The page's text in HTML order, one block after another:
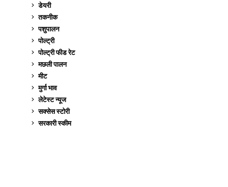
डेयरी
तकनीक
पशुपालन
पोल्ट्री
पोल्ट्री फीड रेट
मछली पालन
मीट
मुर्गा भाव
लेटेस्ट न्यूज
सक्सेस स्टो‍री
सरकारी स्की‍म